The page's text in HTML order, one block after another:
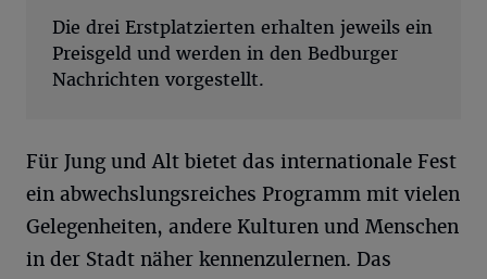
Die drei Erstplatzierten erhalten jeweils ein
Preisgeld und werden in den Bedburger
Nachrichten vorgestellt.
Für Jung und Alt bietet das internationale Fest
ein abwechslungsreiches Programm mit vielen
Gelegenheiten, andere Kulturen und Menschen
in der Stadt näher kennenzulernen. Das